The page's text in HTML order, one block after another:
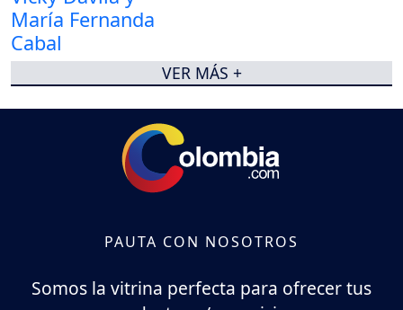
VER MÁS +
PAUTA CON NOSOTROS
Somos la vitrina perfecta para ofrecer tus